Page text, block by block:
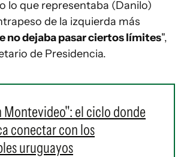
lo que representaba (Danilo)
de la izquierda más
no dejaba pasar ciertos límites",
de Presidencia.
Montevideo": el ciclo donde
conectar con los
uruguayos